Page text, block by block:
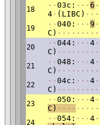
18 · · 03c: · · · 6 ·
4 · (LIBC) · · ·
19 · · 040: · · · 9 ·
C) · · · · · · · · ·
20 · · 044: · · · 4 ·
C) · · · · · · · · ·
21 · · 048: · · · 4 ·
C) · · · · · · · · ·
22 · · 04c: · · · 4 ·
C) · · · · · · · · ·
23 · · 050: · · · 4 ·
C) · · · · · · · · ·
24 · · 054: · · · 4 ·